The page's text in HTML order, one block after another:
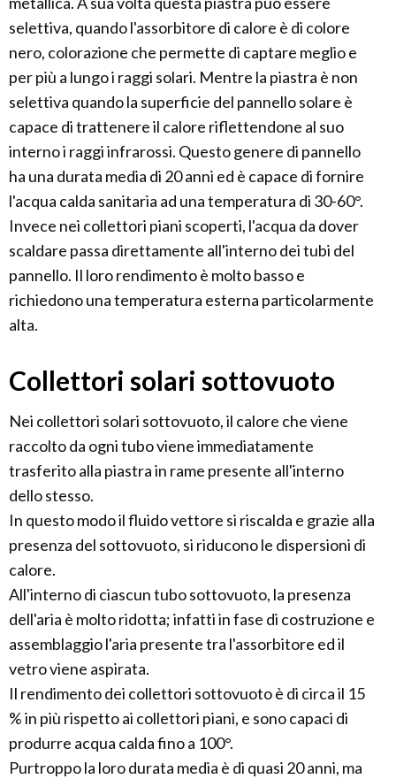
selettiva, quando l'assorbitore di calore è di colore
nero, colorazione che permette di captare meglio e
per più a lungo i raggi solari. Mentre la piastra è non
selettiva quando la superficie del pannello solare è
capace di trattenere il calore riflettendone al suo
interno i raggi infrarossi. Questo genere di pannello
ha una durata media di 20 anni ed è capace di fornire
l'acqua calda sanitaria ad una temperatura di 30-60°.
Invece nei collettori piani scoperti, l'acqua da dover
scaldare passa direttamente all'interno dei tubi del
pannello. Il loro rendimento è molto basso e
richiedono una temperatura esterna particolarmente
alta.
Collettori solari sottovuoto
Nei collettori solari sottovuoto, il calore che viene
raccolto da ogni tubo viene immediatamente
trasferito alla piastra in rame presente all'interno
dello stesso.
In questo modo il fluido vettore si riscalda e grazie alla
presenza del sottovuoto, si riducono le dispersioni di
calore.
All'interno di ciascun tubo sottovuoto, la presenza
dell'aria è molto ridotta; infatti in fase di costruzione e
assemblaggio l'aria presente tra l'assorbitore ed il
vetro viene aspirata.
Il rendimento dei collettori sottovuoto è di circa il 15
% in più rispetto ai collettori piani, e sono capaci di
produrre acqua calda fino a 100°.
Purtroppo la loro durata media è di quasi 20 anni, ma